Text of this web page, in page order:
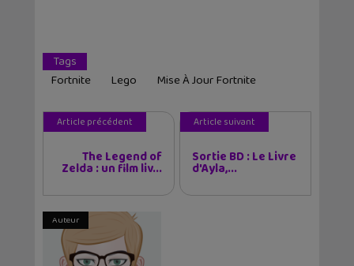
Tags
Fortnite
Lego Mise À Jour Fortnite
Article précédent
The Legend of
Zelda : un film liv...
Article suivant
Sortie BD : Le Livre
d'Ayla,...
Auteur